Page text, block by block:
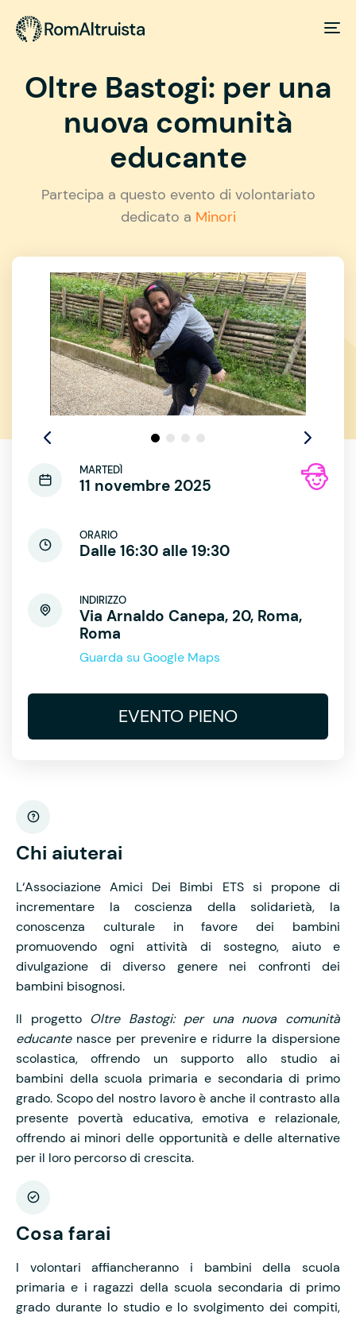
Oltre Bastogi: per una
nuova comunità
educante
Partecipa a questo evento di volontariato
dedicato a Minori
MARTEDÌ
11 novembre 2025
ORARIO
Dalle 16:30 alle 19:30
INDIRIZZO
Via Arnaldo Canepa, 20, Roma,
Roma
Guarda su Google Maps
EVENTO PIENO
Chi aiuterai
L‘Associazione Amici Dei Bimbi ETS si propone di
incrementare la coscienza della solidarietà, la
conoscenza culturale in favore dei bambini
promuovendo ogni attività di sostegno, aiuto e
divulgazione di diverso genere nei confronti dei
bambini bisognosi.
Il progetto Oltre Bastogi: per una nuova comunità
educantenasce per prevenire e ridurre la dispersione
scolastica, offrendo un supporto allo studio ai
bambini della scuola primaria e secondaria di primo
grado. Scopo del nostro lavoro è anche il contrasto alla
presente povertà educativa, emotiva e relazionale,
offrendo ai minori delle opportunità e delle alternative
per il loro percorso di crescita.
Cosa farai
I volontari affiancheranno i bambini della scuola
primaria e i ragazzi della scuola secondaria di primo
grado durante lo studio e lo svolgimento dei compiti,